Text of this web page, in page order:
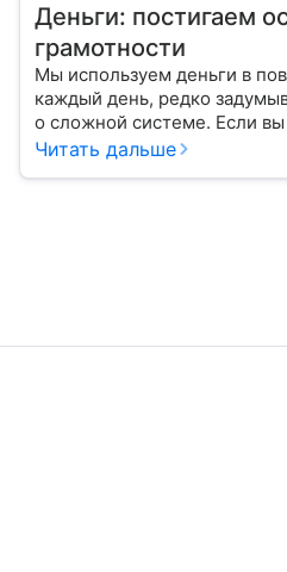
Деньги: постигаем
грамотности
Мы используем деньги в
каждый день, редко
о сложной системе. Если вы
об этом финансовом
Читать дальше